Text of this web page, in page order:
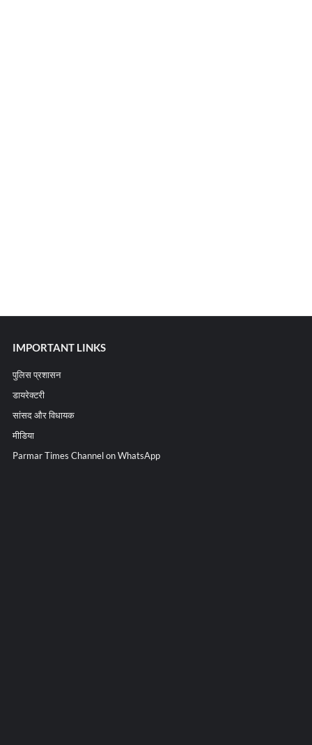
IMPORTANT LINKS
पुलिस प्रशासन
डायरेक्टरी
सांसद और विधायक
मीडिया
Parmar Times Channel on WhatsApp